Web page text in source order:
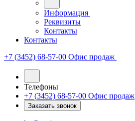
Информация
Реквизиты
Контакты
Контакты
+7 (3452) 68-57-00 Офис продаж
Телефоны
+7 (3452) 68-57-00 Офис продаж
Заказать звонок